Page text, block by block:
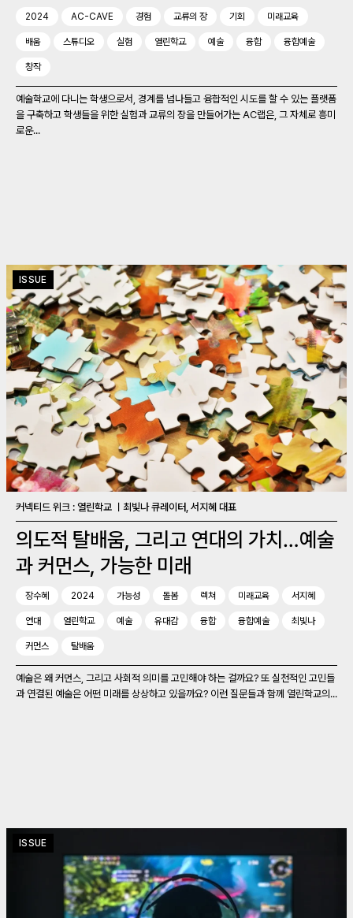
2024 AC-CAVE 경험 교류의 장 기회 미래교육
배움 스튜디오 실험 열린학교 예술 융합 융합예술
창작
예술학교에 다니는 학생으로서, 경계를 넘나들고 융합적인 시도를 할 수 있는 플랫폼
을 구축하고 학생들을 위한 실험과 교류의 장을 만들어가는 AC랩은, 그 자체로 흥미
로운...
ISSUE
커넥티드 위크 : 열린학교 ㅣ최빛나 큐레이터, 서지혜 대표
의도적 탈배움, 그리고 연대의 가치…예술
과 커먼스, 가능한 미래
장수혜 2024 가능성 돌봄 렉쳐 미래교육 서지혜
연대 열린학교 예술 유대감 융합 융합예술 최빛나
커먼스 탈배움
예술은 왜 커먼스, 그리고 사회적 의미를 고민해야 하는 걸까요? 또 실천적인 고민들
과 연결된 예술은 어떤 미래를 상상하고 있을까요? 이런 질문들과 함께 열린학교의...
ISSUE